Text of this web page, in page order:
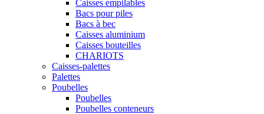
Caisses empilables
Bacs pour piles
Bacs à bec
Caisses aluminium
Caisses bouteilles
CHARIOTS
Caisses-palettes
Palettes
Poubelles
Poubelles
Poubelles conteneurs